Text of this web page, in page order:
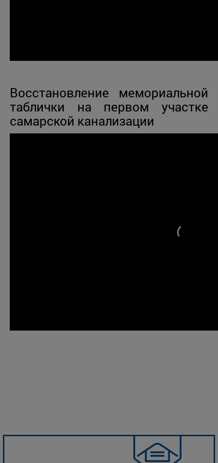
Восстановление мемориальной
таблички на первом участке
самарской канализации